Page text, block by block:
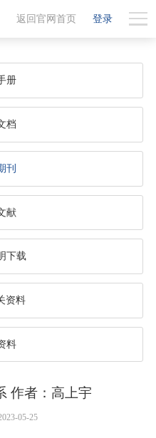
登录
返回官网首页
册
档
刊
献
下载
资料
料
作者：高上宇
05-25